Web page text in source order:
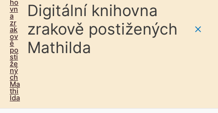
Digitální knihovna
zrakově postižených
Mathilda